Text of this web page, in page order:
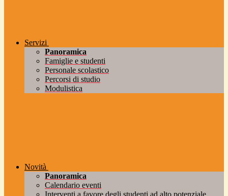
Servizi
Panoramica
Famiglie e studenti
Personale scolastico
Percorsi di studio
Modulistica
Novità
Panoramica
Calendario eventi